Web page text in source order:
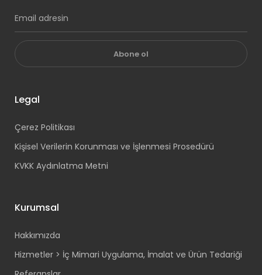
Abone ol
Legal
Çerez Politikası
Kişisel Verilerin Korunması ve İşlenmesi Prosedürü
KVKK Aydınlatma Metni
Kurumsal
Hakkımızda
Hizmetler > İç Mimari Uygulama, İmalat ve Ürün Tedariği